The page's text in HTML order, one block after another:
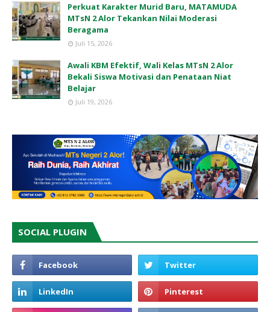
Perkuat Karakter Murid Baru, MATAMUDA
MTsN 2 Alor Tekankan Nilai Moderasi
Beragama
Juli 15, 2026
Awali KBM Efektif, Wali Kelas MTsN 2 Alor
Bekali Siswa Motivasi dan Penataan Niat
Belajar
Juli 19, 2026
SOCIAL PLUGIN